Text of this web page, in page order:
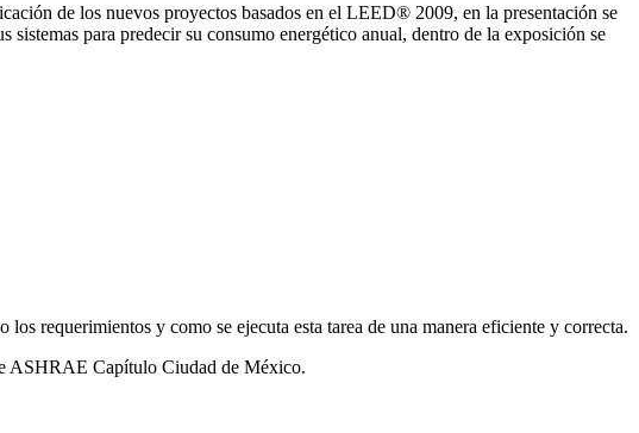
de los nuevos proyectos basados en el LEED® 2009, en la presentación se
para predecir su consumo energético anual, dentro de la exposición se
requerimientos y como se ejecuta esta tarea de una manera eficiente y correcta.
ASHRAE Capítulo Ciudad de México.